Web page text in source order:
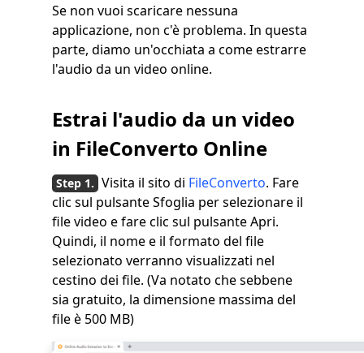
Se non vuoi scaricare nessuna
applicazione, non c'è problema. In questa
parte, diamo un'occhiata a come estrarre
l'audio da un video online.
Estrai l'audio da un video
in FileConverto Online
Visita il sito di FileConverto. Fare
clic sul pulsante Sfoglia per selezionare il
file video e fare clic sul pulsante Apri.
Quindi, il nome e il formato del file
selezionato verranno visualizzati nel
cestino dei file. (Va notato che sebbene
sia gratuito, la dimensione massima del
file è 500 MB)